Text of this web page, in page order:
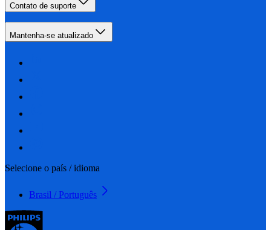
Contato de suporte
Mantenha-se atualizado
Selecione o país / idioma
Brasil / Português